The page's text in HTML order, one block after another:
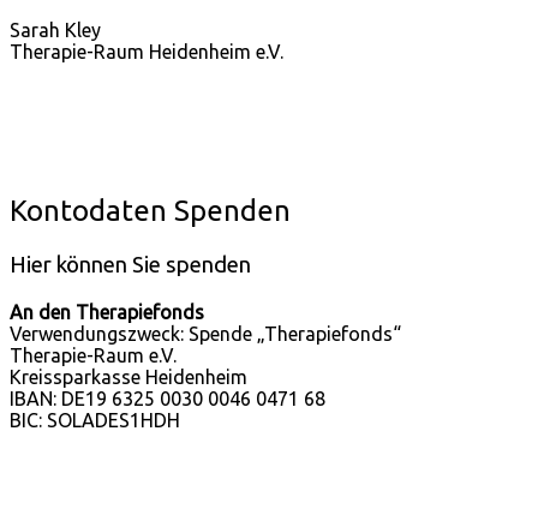
Sarah Kley
Therapie-Raum Heidenheim e.V.
Kontodaten Spenden
Hier können Sie spenden
An den Therapiefonds
Verwendungszweck: Spende „Therapiefonds“
Therapie-Raum e.V.
Kreissparkasse Heidenheim
IBAN: DE19 6325 0030 0046 0471 68
BIC: SOLADES1HDH